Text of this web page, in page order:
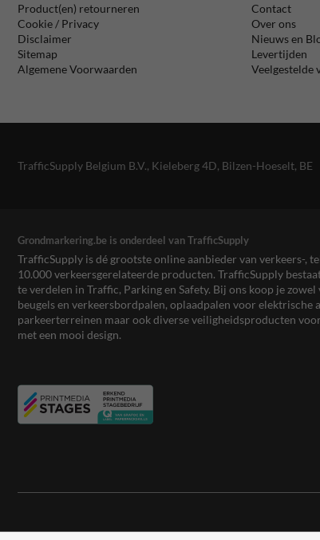
Product(en) retourneren
Cookie / Privacy
Disclaimer
Sitemap
Algemene Voorwaarden
Contact
Over ons
Nieuws en
Levertijden
Veelgestelde
TrafficSupply Belgium B.V., Kieleberg 4D, Bilzen-Hoeselt, BE
Grondmarkering.be is onderdeel van TrafficSupply
TrafficSupply is dé grootste online aanbieder van verkeers-,
10.000 verkeersgerelateerde producten. TrafficSupply
te verdelen in Traffic, Parking en Safety. Bij ons koop je
beugels en verkeersbordpalen, oplaadpalen voor elektrische
parkeerterreinen maar ook diverse veiligheidsproducten
met een mooi design.